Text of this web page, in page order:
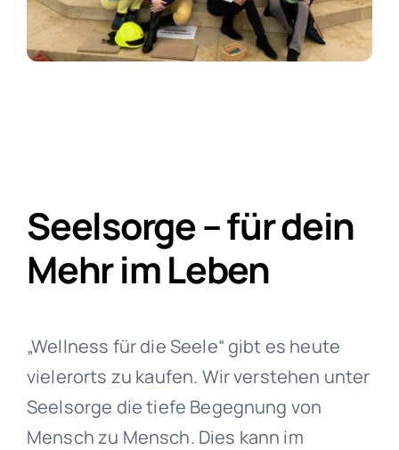
Seelsorge – für dein
Mehr im Leben
„Wellness für die Seele“ gibt es heute
vielerorts zu kaufen. Wir verstehen unter
Seelsorge die tiefe Begegnung von
Mensch zu Mensch. Dies kann im